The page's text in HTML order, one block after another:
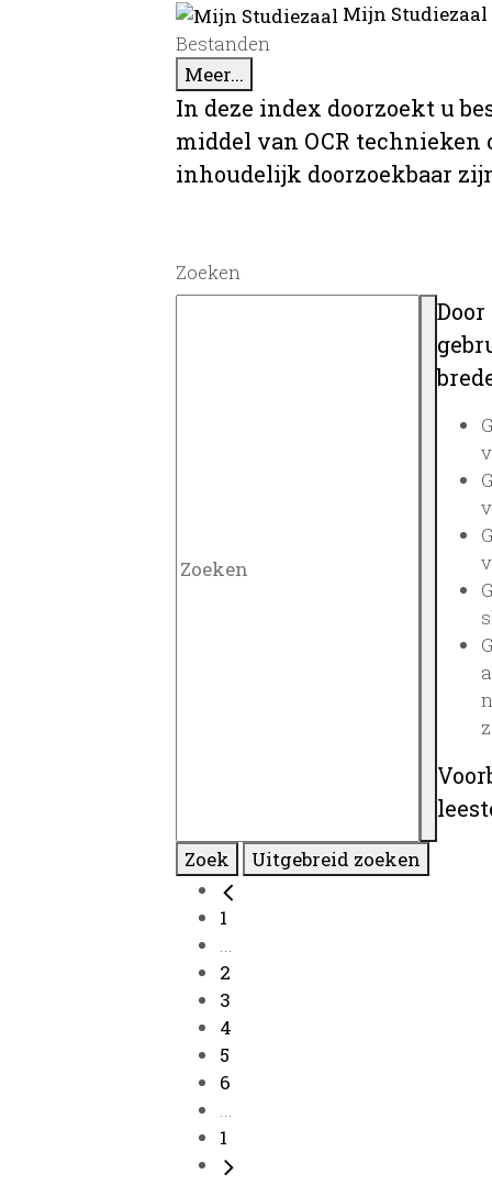
Mijn
Bestanden
Meer...
In deze index doorzoekt u
middel van OCR
inhoudelijk doorzoekbaar
Zoeken
Zoek Uitgebreid zoeken
1
...
2
3
4
5
6
...
1